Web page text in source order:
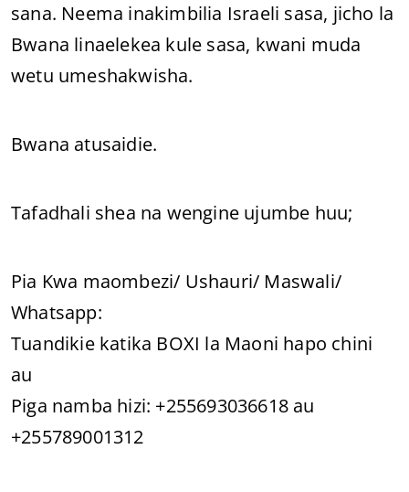
sana. Neema inakimbilia Israeli sasa, jicho la
Bwana linaelekea kule sasa, kwani muda
wetu umeshakwisha.
Bwana atusaidie.
Tafadhali shea na wengine ujumbe huu;
Pia Kwa maombezi/ Ushauri/ Maswali/
Whatsapp:
Tuandikie katika BOXI la Maoni hapo chini
au
Piga namba hizi: +255693036618 au
+255789001312